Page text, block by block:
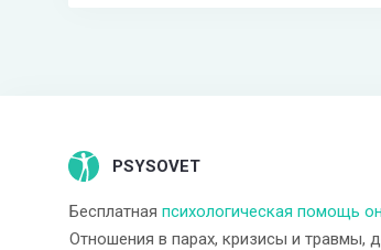
PSYSOVET
Бесплатная психологическая помощь
Отношения в парах, кризисы и травмы,